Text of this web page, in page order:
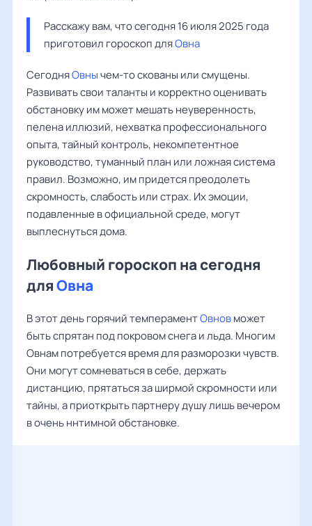
Расскажу вам, что сегодня 16 июля 2025 года
приготовил гороскоп для Овна
СегодняОвнычем-то скованы или смущены.
Развивать свои таланты и корректно оценивать
обстановку им может мешать неуверенность,
пелена иллюзий, нехватка профессионального
опыта, тайный контроль, некомпетентное
руководство, туманный план или ложная система
правил. Возможно, им придется преодолеть
скромность, слабость или страх. Их эмоции,
подавленные в официальной среде, могут
выплеснуться дома.
Любовный гороскоп на сегодня
дляОвна
В этот день горячий темпераментОвновможет
быть спрятан под покровом снега и льда. Многим
Овнам потребуется время для разморозки чувств.
Они могут сомневаться в себе, держать
дистанцию, прятаться за ширмой скромности или
тайны, а приоткрыть партнеру душу лишь вечером
в очень ннтимной обстановке.